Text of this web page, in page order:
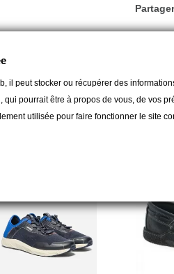
Partager
:
il peut stocker ou récupérer des
qui pourrait être à propos de vous, de vos
utilisée pour faire fonctionner le site